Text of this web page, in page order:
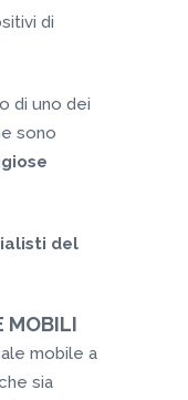
di
di uno dei
sono
del
MOBILI
mobile a
sia